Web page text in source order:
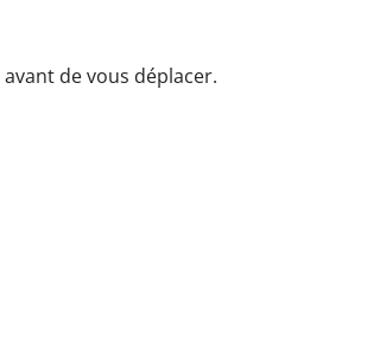
avant de vous déplacer.